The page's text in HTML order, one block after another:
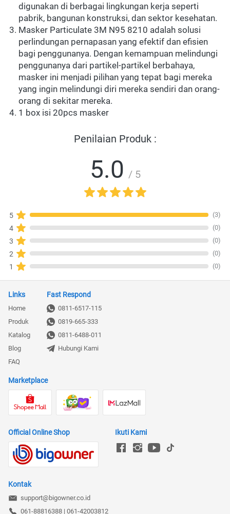
digunakan di berbagai lingkungan kerja seperti
pabrik, bangunan konstruksi, dan sektor kesehatan.
Masker Particulate 3M N95 8210 adalah solusi
perlindungan pernapasan yang efektif dan efisien
bagi penggunanya. Dengan kemampuan melindungi
penggunanya dari partikel-partikel berbahaya,
masker ini menjadi pilihan yang tepat bagi mereka
yang ingin melindungi diri mereka sendiri dan orang-
orang di sekitar mereka.
1 box isi 20pcs masker
Penilaian Produk :
5.0 / 5
5 (3)
4 (0)
3 (0)
2 (0)
1 (0)
Links
Home
Produk
Katalog
Blog
FAQ
Fast Respond
0811-6517-115
0819-665-333
0811-6488-011
Hubungi Kami
Marketplace
Official Online Shop Ikuti Kami
Kontak
support@bigowner.co.id
061-88816388 | 061-42003812